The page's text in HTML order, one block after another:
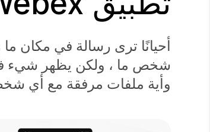
أحيانًا ترى رسالة في مكان
شخص ما ، ولكن يظهر شيء في
وأية ملفات مرفقة مع أي